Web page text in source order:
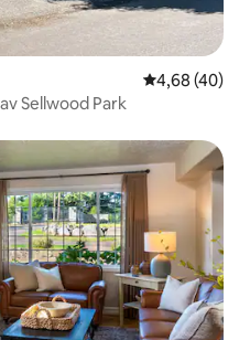
4,68 av 5 i
4,68 (40)
Sellwood Park